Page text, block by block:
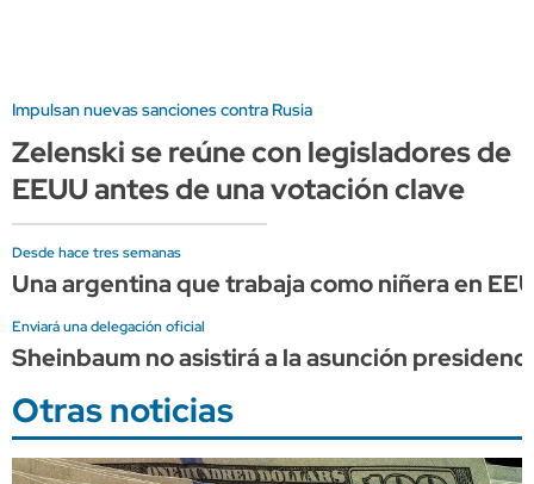
Impulsan nuevas sanciones contra Rusia
Zelenski se reúne con legisladores de
EEUU antes de una votación clave
Desde hace tres semanas
Una argentina que trabaja como niñera en
Enviará una delegación oficial
Sheinbaum no asistirá a la asunción
Otras noticias